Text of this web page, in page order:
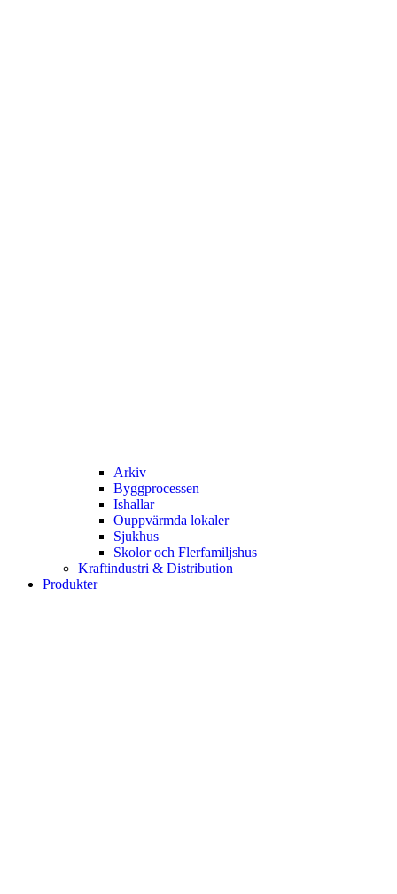
Arkiv
Byggprocessen
Ishallar
Ouppvärmda lokaler
Sjukhus
Skolor och Flerfamiljshus
Kraftindustri & Distribution
Produkter